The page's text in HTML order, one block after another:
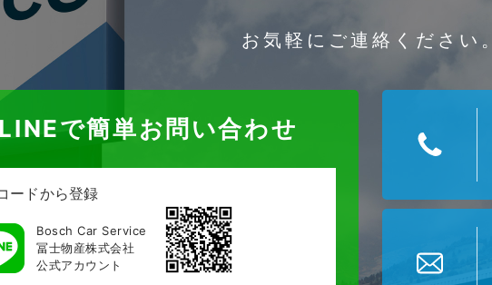
お気軽にご連絡ください。
LINEで簡単お問い合わせ
ードから登録
Bosch Car Service
冨士物産株式会社
公式アカウント